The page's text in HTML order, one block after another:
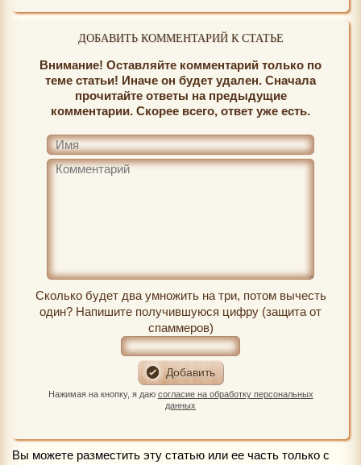
ДОБАВИТЬ КОММЕНТАРИЙ К СТАТЬЕ
Внимание! Оставляйте комментарий только по
теме статьи! Иначе он будет удален. Сначала
прочитайте ответы на предыдущие
комментарии. Скорее всего, ответ уже есть.
Сколько будет два умножить на три, потом вычесть
один? Напишите получившуюся цифру (защита от
спаммеров)
Нажимая на кнопку, я даю согласие на обработку персональных
данных
Вы можете разместить эту статью или ее часть только с